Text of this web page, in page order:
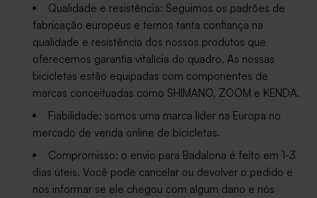
Qualidade e resistência: Seguimos os padrões de
fabricação europeus e temos tanta confiança na
qualidade e resistência dos nossos produtos que
oferecemos garantia vitalícia do quadro. As nossas
bicicletas estão equipadas com componentes de
marcas conceituadas como SHIMANO, ZOOM e KENDA.
Fiabilidade: somos uma marca líder na Europa no
mercado de venda online de bicicletas.
Compromisso: o envio para Badalona é feito em 1-3
dias úteis. Você pode cancelar ou devolver o pedido e
nos informar se ele chegou com algum dano e nós